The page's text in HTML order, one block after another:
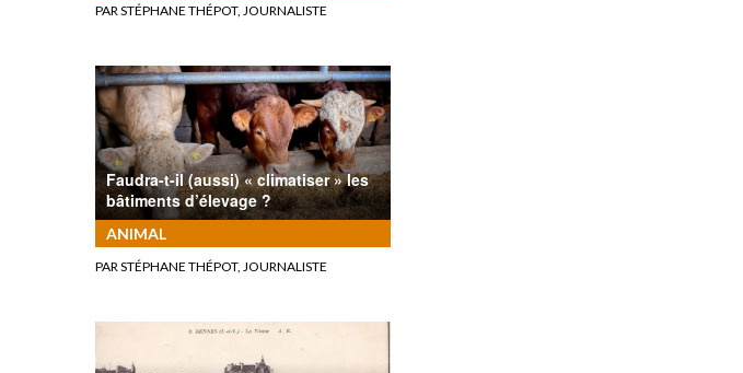
PAR STÉPHANE THÉPOT, JOURNALISTE
Faudra-t-il (aussi) « climatiser » les
bâtiments d’élevage ?
ANIMAL
PAR STÉPHANE THÉPOT, JOURNALISTE